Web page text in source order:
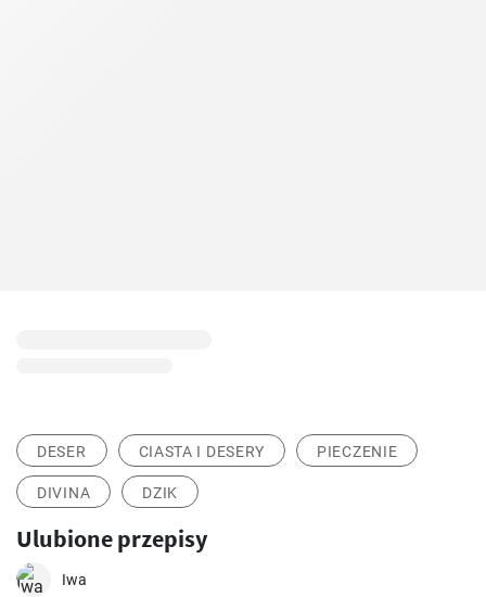
DESER CIASTA I DESERY PIECZENIE
DIVINA DZIK
Ulubione przepisy
Iwa